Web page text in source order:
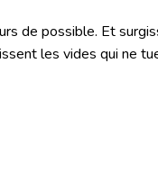
de possible. Et
les vides qui ne